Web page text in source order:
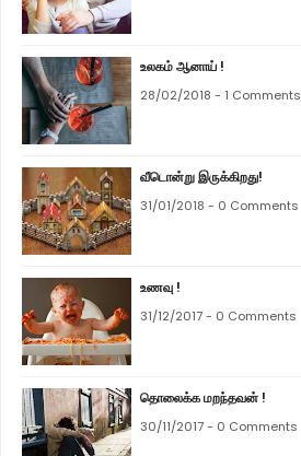
உலகம் ஆனாய் !
28/02/2018 - 1 Comments
வீடொன்று இருக்கிறது!
31/01/2018 - 0 Comments
உணவு !
31/12/2017 - 0 Comments
தொலைக்க மறந்தவன் !
30/11/2017 - 0 Comments